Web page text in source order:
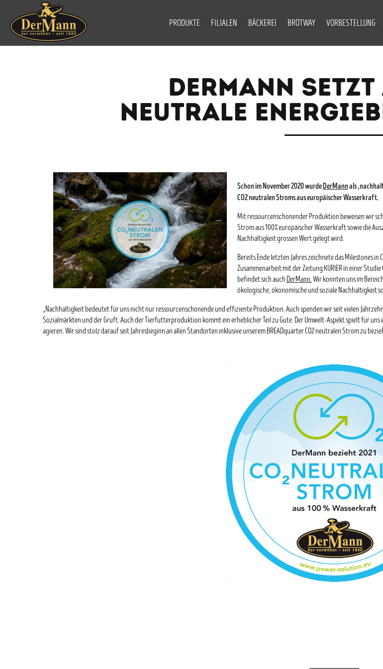
PRODUKTE FILIALEN BÄCKEREI BROTWAY VORBESTELLUNG
DERMANN
NEUTRALE
Schon im November 2020 wurdeDerMannals
CO2 neutralen Stroms aus europäischer Wasserkraft.
Mit ressourcenschonender Produktion beweisen wir
Strom aus 100% europäischer Wasserkraft sowie die
Nachhaltigkeit grossen Wert gelegt wird.
Bereits Ende letzten Jahres zeichnete das Milestones
Zusammenarbeit mit der Zeitung KURIER in einer
befindet sich auch DerMann.Wir konnten uns im
ökologische, ökonomische und soziale Nachhaltigkeit
„Nachhaltigkeit bedeutet für uns nicht nur ressourcenschonende und effiziente Produktion. Auch spenden wir seit vielen
Sozialmärkten und der Gruft. Auch der Tierfutterproduktion kommt ein erheblicher Teil zu Gute. Der Umwelt-Aspekt spielt für uns
agieren. Wir sind stolz darauf seit Jahresbeginn an allen Standorten inklusive unserem BREADquarter CO2 neutralen Strom zu